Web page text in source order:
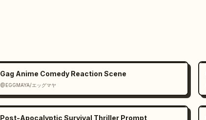
Gag Anime Comedy Reaction Scene
@EGGMAYA/エッグマヤ
Post-Apocalyptic Survival Thriller Prompt